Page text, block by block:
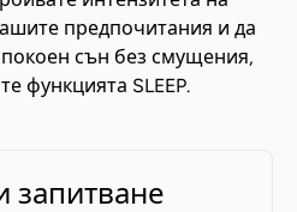
предпочитания и да
сън без смущения,
функцията SLEEP.
запитване